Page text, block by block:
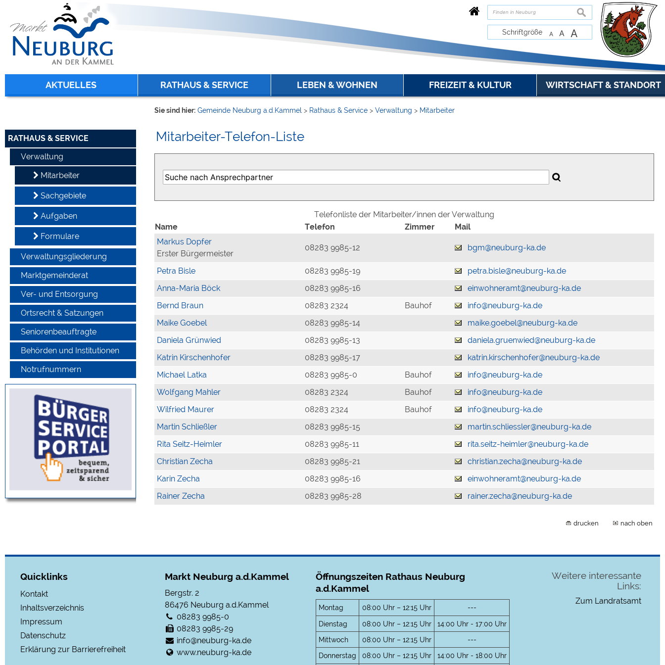
zur Navigation oder zur Startseitespringen.
suchen
Schriftgröße A A A
AKTUELLES RATHAUS & SERVICE LEBEN & WOHNEN FREIZEIT & KULTUR WIRTSCHAFT & STANDORT
RATHAUS & SERVICE
Verwaltung
Mitarbeiter
Sachgebiete
Aufgaben
Formulare
Verwaltungsgliederung
Marktgemeinderat
Ver- und Entsorgung
Ortsrecht & Satzungen
Seniorenbeauftragte
Behörden und Institutionen
Notrufnummern
Sie sind hier: Gemeinde Neuburg a.d.Kammel > Rathaus & Service > Verwaltung > Mitarbeiter
Mitarbeiter-Telefon-Liste
Telefonliste der Mitarbeiter/innen der Verwaltung
Name
Telefon Zimmer
Mail
Markus Dopfer
Erster Bürgermeister
08283 9985-12 bgm@neuburg-ka.de
Petra Bisle 08283 9985-19
petra.bisle@neuburg-ka.de
Anna-Maria Böck
08283 9985-16
einwohneramt@neuburg-ka.de
Bernd Braun
08283 2324 Bauhof
info@neuburg-ka.de
Maike Goebel
08283 9985-14
maike.goebel@neuburg-ka.de
Daniela Grünwied
08283 9985-13
daniela.gruenwied@neuburg-ka.de
Katrin Kirschenhofer
08283 9985-17
katrin.kirschenhofer@neuburg-ka.de
Michael Latka
08283 9985-0 Bauhof
info@neuburg-ka.de
Wolfgang Mahler
08283 2324 Bauhof
info@neuburg-ka.de
Wilfried Maurer
08283 2324 Bauhof
info@neuburg-ka.de
Martin Schließler
08283 9985-15
martin.schliessler@neuburg-ka.de
Rita Seitz-Heimler
08283 9985-11
rita.seitz-heimler@neuburg-ka.de
Christian Zecha
08283 9985-21
christian.zecha@neuburg-ka.de
Karin Zecha
08283 9985-16
einwohneramt@neuburg-ka.de
Rainer Zecha
08283 9985-28 rainer.zecha@neuburg-ka.de
drucken nach oben
Quicklinks
Kontakt
Inhaltsverzeichnis
Impressum
Datenschutz
Erklärung zur Barrierefreiheit
Markt Neuburg a.d.Kammel
Bergstr. 2
86476 Neuburg a.d.Kammel
08283 9985-0
08283 9985-29
info@neuburg-ka.de
www.neuburg-ka.de
Öffnungszeiten Rathaus Neuburg
a.d.Kammel
Montag 08:00 Uhr – 12:15 Uhr
---
Dienstag
08:00 Uhr – 12:15 Uhr
14:00 Uhr - 17:00 Uhr
Mittwoch
08:00 Uhr – 12:15 Uhr
---
Donnerstag
08:00 Uhr – 12:15 Uhr 14:00 Uhr - 18:00 Uhr
Weitere interessante
Links:
Zum Landratsamt